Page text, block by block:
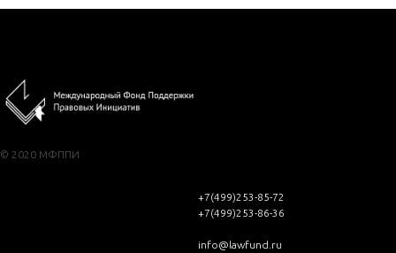
© 2020 МФППИ
+7(499)253-85-72
+7(499)253-86-36
info@lawfund.ru